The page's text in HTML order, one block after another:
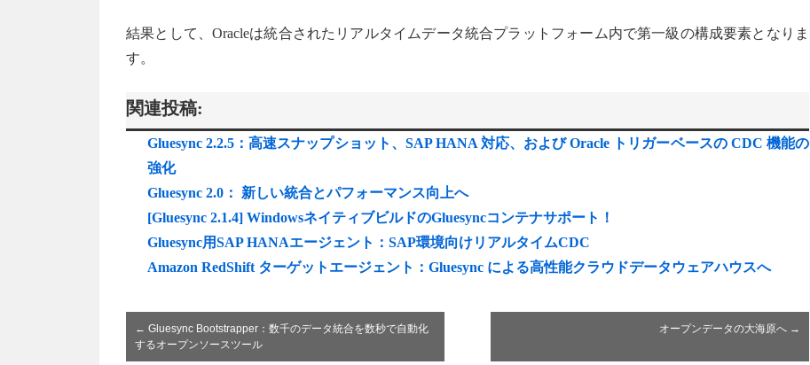
結果として、Oracleは統合されたリアルタイムデータ統合プラットフォーム内で第一級の構成要素となりま
す。
関連投稿:
Gluesync 2.2.5：高速スナップショット、SAP HANA 対応、および Oracle トリガーベースの CDC 機能の
強化
Gluesync 2.0： 新しい統合とパフォーマンス向上へ
[Gluesync 2.1.4] WindowsネイティブビルドのGluesyncコンテナサポート！
Gluesync用SAP HANAエージェント：SAP環境向けリアルタイムCDC
Amazon RedShift ターゲットエージェント：Gluesync による高性能クラウドデータウェアハウスへ
← Gluesync Bootstrapper：数千のデータ統合を数秒で自動化
するオープンソースツール
オープンデータの大海原へ →